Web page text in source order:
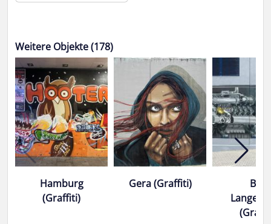
Weitere Objekte (178)
Hamburg
(Graffiti)
Gera (Graffiti)
Bad